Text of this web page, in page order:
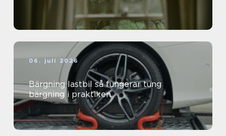
06. juli 2026
Bärgning lastbil så fungerar tung
bärgning i praktiken